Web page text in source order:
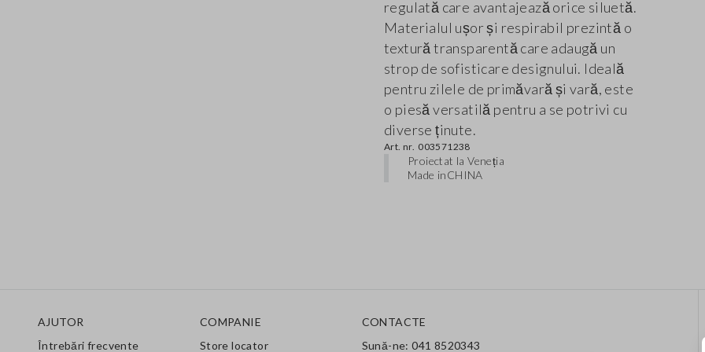
regulată care avantajează orice siluetă.
Materialul ușor și respirabil prezintă o
textură transparentă care adaugă un
strop de sofisticare designului. Ideală
pentru zilele de primăvară și vară, este
o piesă versatilă pentru a se potrivi cu
diverse ținute.
Art. nr. 003571238
Proiectat la Veneția
Made inCHINA
AJUTOR
Întrebări frecvente
COMPANIE
Store locator
CONTACTE
Sună-ne: 041 8520343